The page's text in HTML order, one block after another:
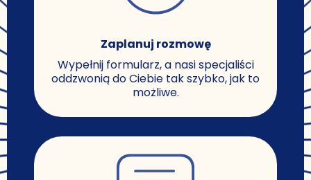
Zaplanuj rozmowę
Wypełnij formularz, a nasi specjaliści
oddzwonią do Ciebie tak szybko, jak to
możliwe.